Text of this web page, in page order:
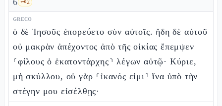
6 🗝️2
GRECO
ὁ δὲ Ἰησοῦς ἐπορεύετο σὺν αὐτοῖς. ἤδη δὲ αὐτοῦ
οὐ μακρὰν ἀπέχοντος ἀπὸ τῆς οἰκίας ἔπεμψεν
⸂φίλους ὁ ἑκατοντάρχης⸃ λέγων αὐτῷ· Κύριε,
μὴ σκύλλου, οὐ γὰρ ⸂ἱκανός εἰμι⸃ ἵνα ὑπὸ τὴν
στέγην μου εἰσέλθῃς·